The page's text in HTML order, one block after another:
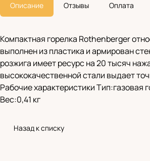
Описание Отзывы Оплата
Компактная горелка Rothenberger
выполнен из пластика и армирован
розжига имеет ресурс на 20 тысяч
высококачественной стали выдает
Рабочие характеристики Тип:газовая
Вес:0,41 кг
Назад к списку